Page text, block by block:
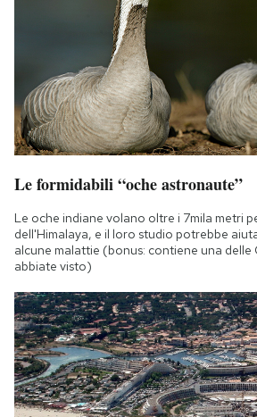
Le formidabili “oche astronaute”
Le oche indiane volano oltre i 7mila metri
dell'Himalaya, e il loro studio potrebbe
alcune malattie (bonus: contiene una delle
abbiate visto)